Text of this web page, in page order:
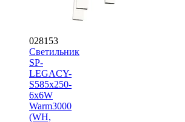
028153
Светильник
SP-
LEGACY-
S585x250-
6x6W
Warm3000
(WH,